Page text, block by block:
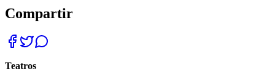
Compartir
Teatros